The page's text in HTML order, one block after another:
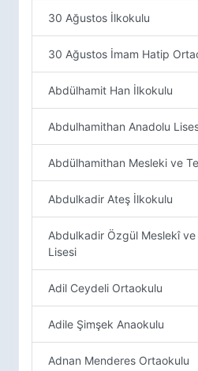
30 Ağustos İlkokulu
30 Ağustos İmam Hatip
Abdülhamit Han İlkokulu
Abdulhamithan Anadolu
Abdülhamithan Mesleki ve
Abdulkadir Ateş İlkokulu
Abdulkadir Özgül Meslekî
Lisesi
Adil Ceydeli Ortaokulu
Adile Şimşek Anaokulu
Adnan Menderes Ortaokulu